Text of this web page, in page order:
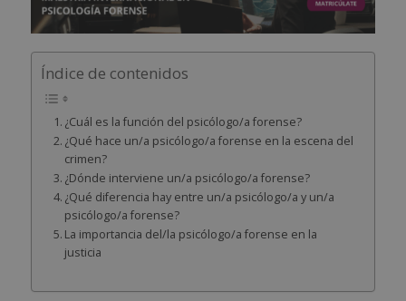
Índice de contenidos
¿Cuál es la función del psicólogo/a forense?
¿Qué hace un/a psicólogo/a forense en la escena del
crimen?
¿Dónde interviene un/a psicólogo/a forense?
¿Qué diferencia hay entre un/a psicólogo/a y un/a
psicólogo/a forense?
La importancia del/la psicólogo/a forense en la
justicia